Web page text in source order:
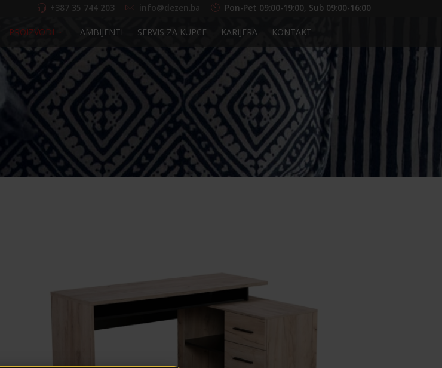
PROIZVODI AMBIJENTI SERVIS ZA KUPCE KARIJERA KONTAKT
+387 35 744 203 info@dezen.ba Pon-Pet 09:00-19:00, Sub 09:00-16:00